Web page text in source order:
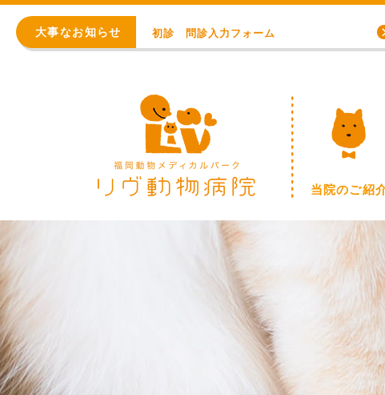
大事なお知らせ
アレルギー・アトピー・皮膚科専門外来／川野浩志先生（完全予約制）
WEB予約始まりました！
※重要※ 価格改定のお知らせ
初診 問診入力フォーム
8月の臨時休診日【終日：事前連絡での順番制】
WEB予約始まりました！
※重要※ 価格改定のお知らせ
当院のご紹